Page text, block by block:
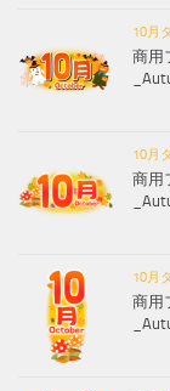
10月
商用
10月
商用
10月
商用